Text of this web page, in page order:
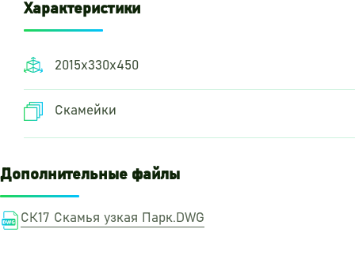
Характеристики
2015х330х450
Скамейки
Дополнительные файлы
СК17 Скамья узкая Парк.DWG